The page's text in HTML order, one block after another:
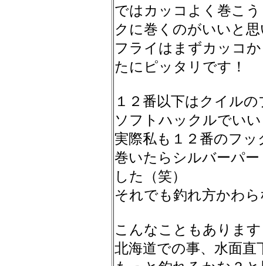
ではカッコよく巻こ
クに巻くのがいいと
フライはまずカッコ
たにピッタリです！
１２番以下はクイル
ソフトハックルでい
実際私も１２番のフ
巻いたらシルバーパ
した（笑）
それでも釣れ方かわ
こんなこともあります
北海道での事、水面